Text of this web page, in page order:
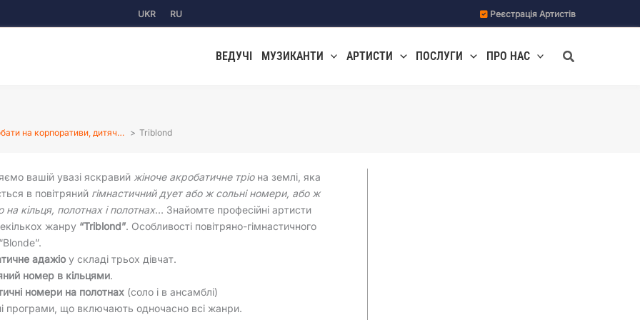
UKR RU Реєстрація Артистів
ВЕДУЧІ МУЗИКАНТИ АРТИСТИ ПОСЛУГИ ПРО НАС Пошук
на корпоративи, дитяч… Triblond
вашій увазі яскравий жіноче акробатичне тріона землі, яка
в повітряний гімнастичний дует або ж сольні номери, або ж
на кільця, полотнах і полотнах… Знайомте професійні артисти
жанру “Triblond”. Особливості повітряно-гімнастичного
адажіоу складі трьох дівчат.
номер в кільцями.
номери на полотнах (соло і в ансамблі)
програми, що включають одночасно всі жанри.